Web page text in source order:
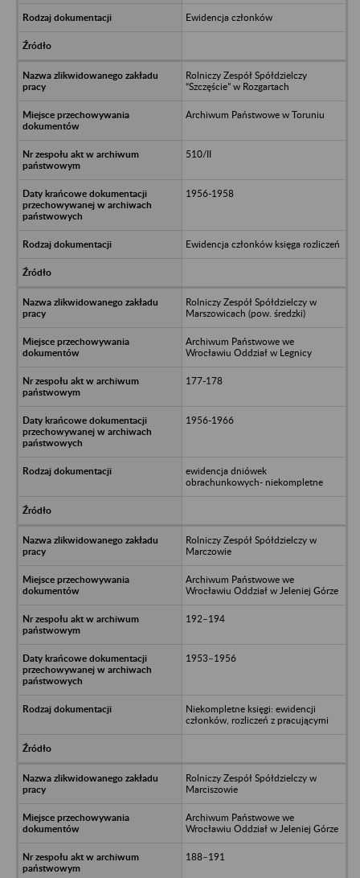
Ewidencja członków
Rolniczy Zespół Spółdzielczy
“Szczęście” w Rozgartach
Archiwum Państwowe w Toruniu
510/II
1956-1958
Ewidencja członków księga rozliczeń
Rolniczy Zespół Spółdzielczy w
Marszowicach (pow. średzki)
Archiwum Państwowe we
Wrocławiu Oddział w Legnicy
177-178
1956-1966
ewidencja dniówek
obrachunkowych- niekompletne
Rolniczy Zespół Spółdzielczy w
Marczowie
Archiwum Państwowe we
Wrocławiu Oddział w Jeleniej Górze
192–194
1953–1956
Niekompletne księgi: ewidencji
członków, rozliczeń z pracującymi
Rolniczy Zespół Spółdzielczy w
Marciszowie
Archiwum Państwowe we
Wrocławiu Oddział w Jeleniej Górze
188–191